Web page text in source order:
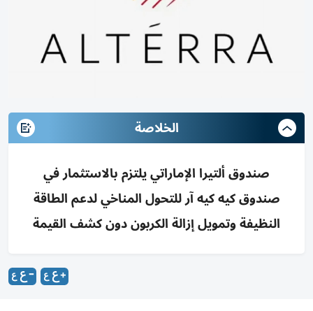
الخلاصة
صندوق ألتيرا الإماراتي يلتزم بالاستثمار في
صندوق كيه كيه آر للتحول المناخي لدعم الطاقة
النظيفة وتمويل إزالة الكربون دون كشف القيمة